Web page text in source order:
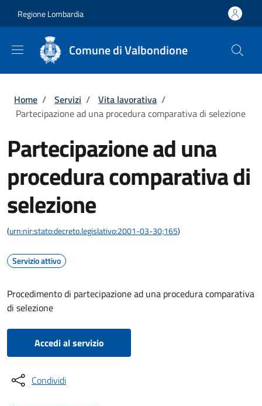
Regione Lombardia
Comune di Valbondione
Briciole di pane
Home / Servizi / Vita lavorativa /
Partecipazione ad una procedura comparativa di selezione
Partecipazione ad una
procedura comparativa di
selezione
(urn:nir:stato:decreto.legislativo:2001-03-30;165)
Servizio attivo
Procedimento di partecipazione ad una procedura comparativa
di selezione
Accedi al servizio
Condividi